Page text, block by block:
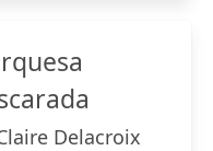
Delacroix